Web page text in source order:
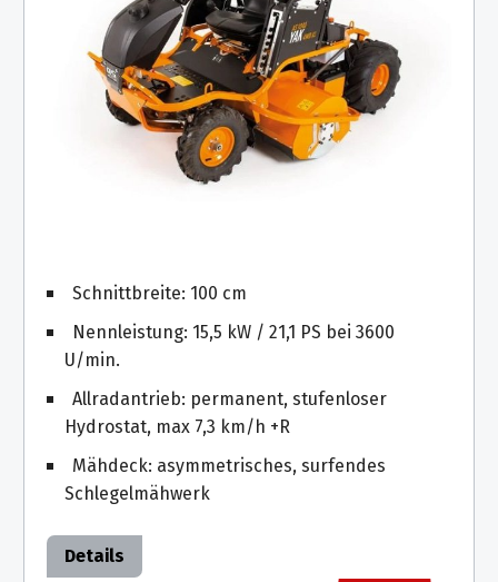
Schnittbreite: 100 cm
Nennleistung: 15,5 kW / 21,1 PS bei 3600
U/min.
Allradantrieb: permanent, stufenloser
Hydrostat, max 7,3 km/h +R
Mähdeck: asymmetrisches, surfendes
Schlegelmähwerk
Details